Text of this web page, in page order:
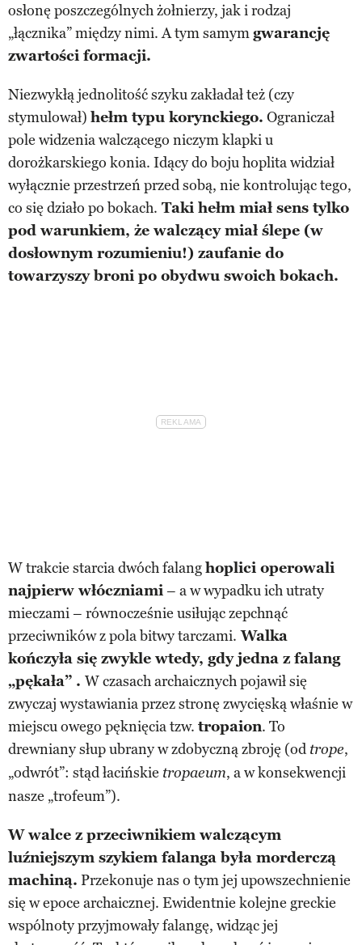
osłonę poszczególnych żołnierzy, jak i rodzaj
„łącznika” między nimi. A tym samymgwarancję
zwartości formacji.
Niezwykłą jednolitość szyku zakładał też (czy
stymulował) hełm typu korynckiego. Ograniczał
pole widzenia walczącego niczym klapki u
dorożkarskiego konia. Idący do boju hoplita widział
wyłącznie przestrzeń przed sobą, nie kontrolując tego,
co się działo po bokach. Taki hełm miał sens tylko
pod warunkiem, że walczący miał ślepe (w
dosłownym rozumieniu!) zaufanie do
towarzyszy broni po obydwu swoich bokach.
W trakcie starcia dwóch falanghoplici operowali
najpierw włóczniami– a w wypadku ich utraty
mieczami – równocześnie usiłując zepchnąć
przeciwników z pola bitwy tarczami. Walka
kończyła się zwykle wtedy, gdy jedna z falang
„pękała” . W czasach archaicznych pojawił się
zwyczaj wystawiania przez stronę zwycięską właśnie w
miejscu owego pęknięcia tzw. tropaion. To
drewniany słup ubrany w zdobyczną zbroję (od trope,
„odwrót”: stąd łacińskie tropaeum, a w konsekwencji
nasze „trofeum”).
W walce z przeciwnikiem walczącym
luźniejszym szykiem falanga była morderczą
machiną. Przekonuje nas o tym jej upowszechnienie
się w epoce archaicznej. Ewidentnie kolejne greckie
wspólnoty przyjmowały falangę, widząc jej